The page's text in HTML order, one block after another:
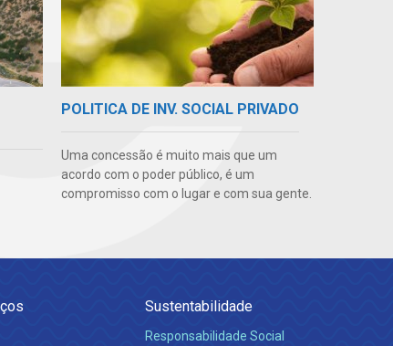
POLITICA DE INV. SOCIAL PRIVADO
Uma concessão é muito mais que um
acordo com o poder público, é um
compromisso com o lugar e com sua gente.
Sustentabilidade
Responsabilidade Social